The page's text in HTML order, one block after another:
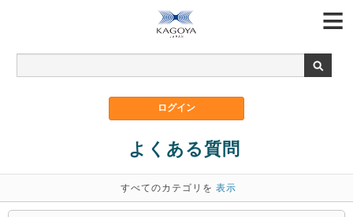
よくある質問
すべてのカテゴリを 表示